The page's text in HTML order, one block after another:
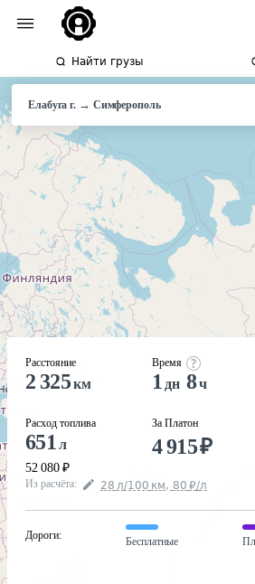
Найти грузы
Елабуга г. → Симферополь
Расстояние
2 325км
Расход топлива
651 л
52 080 ₽
Время
1 дн 8ч
За Платон
4 915₽
Из расчёта: 28 л/100 км, 80 ₽/л
Дороги:
Бесплатные